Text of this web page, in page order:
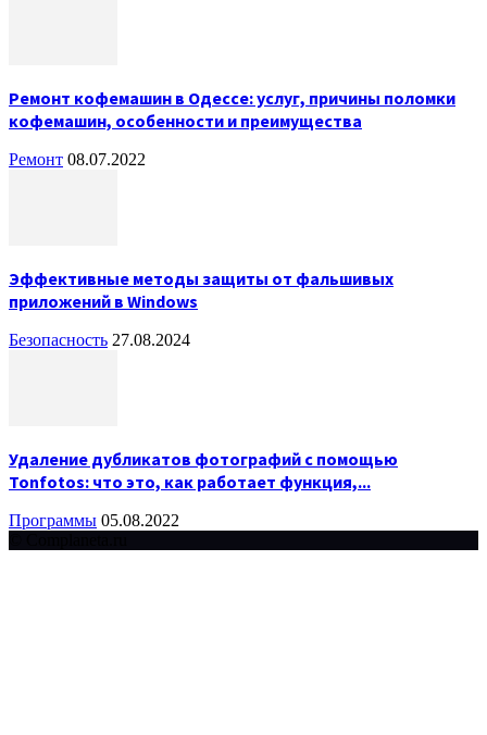
Ремонт кофемашин в Одессе: услуг, причины поломки
кофемашин, особенности и преимущества
Ремонт 08.07.2022
Эффективные методы защиты от фальшивых
приложений в Windows
Безопасность 27.08.2024
Удаление дубликатов фотографий с помощью
Tonfotos: что это, как работает функция,...
Программы 05.08.2022